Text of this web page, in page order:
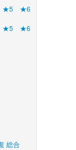
★5
★6
★5
★6
総合